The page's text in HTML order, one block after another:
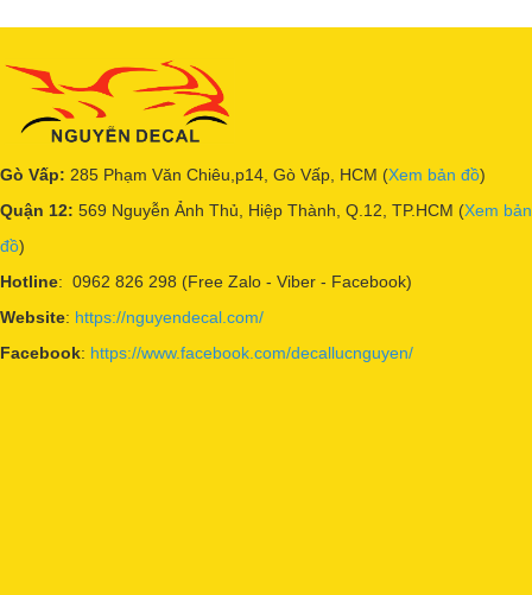
Gò Vấp: 285 Phạm Văn Chiêu,p14, Gò Vấp, HCM (Xem bản đồ)
Quận 12: 569 Nguyễn Ảnh Thủ, Hiệp Thành, Q.12, TP.HCM (Xem bản
đồ)
Hotline: 0962 826 298 (Free Zalo - Viber - Facebook)
Website: https://nguyendecal.com/
Facebook: https://www.facebook.com/decallucnguyen/